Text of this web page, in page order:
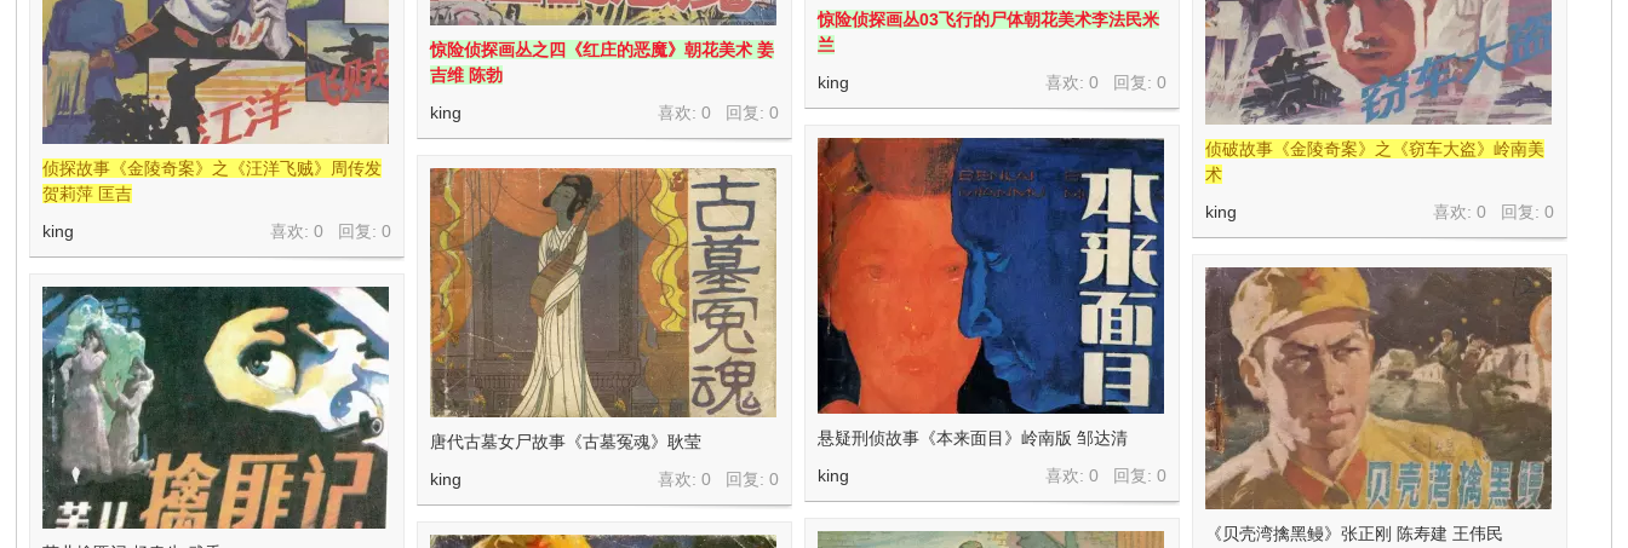
惊险侦探画丛03飞行的尸体朝花美术李法民米
兰
喜欢: 0 回复:0
king
惊险侦探画丛之四《红庄的恶魔》朝花美术 姜
吉维 陈勃
喜欢: 0 回复:0
king
侦破故事《金陵奇案》之《窃车大盗》岭南美
术
喜欢: 0 回复:0
king
侦探故事《金陵奇案》之《汪洋飞贼》周传发
贺莉萍 匡吉
喜欢: 0 回复:0
king
悬疑刑侦故事《本来面目》岭南版 邹达清
喜欢: 0 回复:0
king
唐代古墓女尸故事《古墓冤魂》耿莹
喜欢: 0 回复:0
king
《贝壳湾擒黑鳗》张正刚 陈寿建 王伟民